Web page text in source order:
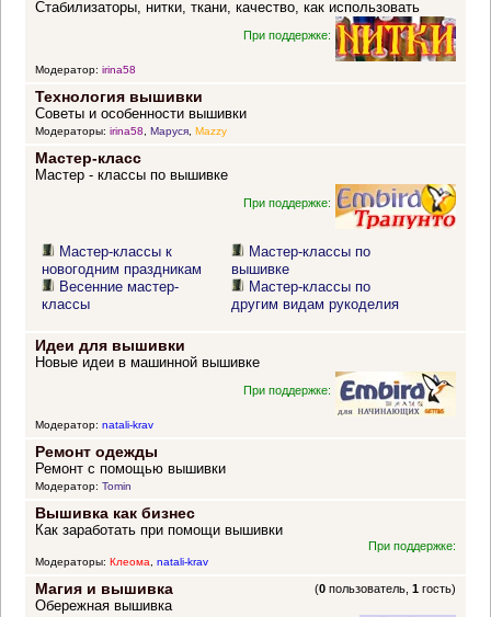
Стабилизаторы, нитки, ткани, качество, как использовать
При поддержке:
Модератор: irina58
Технология вышивки
Советы и особенности вышивки
Модераторы: irina58, Маруся, Mazzy
Мастер-класс
Мастер - классы по вышивке
При поддержке:
Мастер-классы к
новогодним праздникам
Весенние мастер-
классы
Мастер-классы по
вышивке
Мастер-классы по
другим видам рукоделия
Идеи для вышивки
Новые идеи в машинной вышивке
При поддержке:
Модератор: natali-krav
Ремонт одежды
Ремонт с помощью вышивки
Модератор: Tomin
Вышивка как бизнес
Как заработать при помощи вышивки
При поддержке:
Модераторы: Клеома, natali-krav
Магия и вышивка (0 пользователь,1 гость)
Обережная вышивка